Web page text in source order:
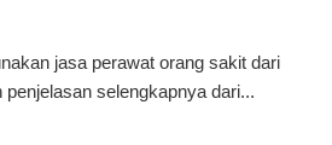
jasa perawat orang sakit dari
selengkapnya dari...